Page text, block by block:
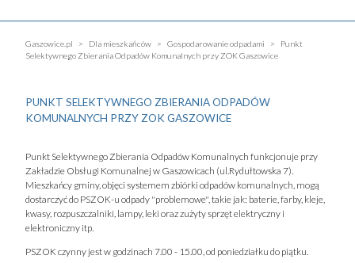
Gaszowice.pl Dla mieszkańców Gospodarowanie odpadami
Punkt
Selektywnego Zbierania Odpadów Komunalnych przy ZOK Gaszowice
PUNKT SELEKTYWNEGO ZBIERANIA ODPADÓW
KOMUNALNYCH PRZY ZOK GASZOWICE
Punkt Selektywnego Zbierania Odpadów Komunalnych funkcjonuje przy
Zakładzie Obsługi Komunalnej w Gaszowicach (ul.Rydułtowska 7).
Mieszkańcy gminy, objęci systemem zbiórki odpadów komunalnych, mogą
dostarczyć do PSZOK-u odpady "problemowe", takie jak: baterie, farby, kleje,
kwasy, rozpuszczalniki, lampy, leki oraz zużyty sprzęt elektryczny i
elektroniczny itp.
PSZOK czynny jest w godzinach 7.00 - 15.00, od poniedziałku do piątku.